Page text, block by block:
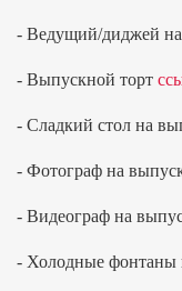
- Ведущий/диджей
- Выпускной торт
- Сладкий стол на
- Фотограф на
- Видеограф на
- Холодные фонтаны